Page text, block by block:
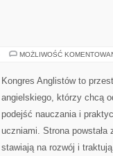
MOŻLIWOŚĆ
Kongres Anglistów to
angielskiego, którzy chcą
podejść nauczania i
uczniami. Strona
stawiają na rozwój i